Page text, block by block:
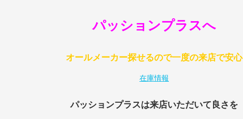
パッションプラスへ
オールメーカー探せるので一度の来店で安心
在庫情報
パッションプラスは来店いただいて良さを